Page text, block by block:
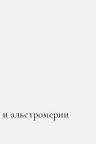
альстромерии